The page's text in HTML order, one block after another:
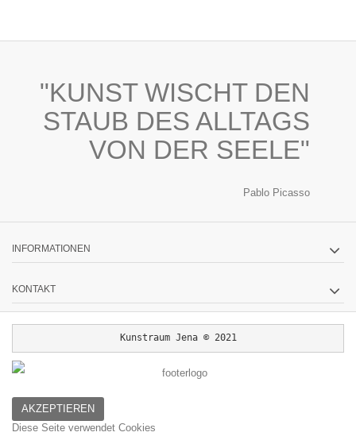
"KUNST WISCHT DEN
STAUB DES ALLTAGS
VON DER SEELE"
Pablo Picasso
INFORMATIONEN
KONTAKT
Kunstraum Jena © 2021
AKZEPTIEREN
Diese Seite verwendet Cookies